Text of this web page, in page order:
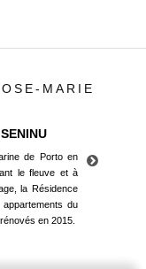
MARIE
de Porto en
le fleuve et à
la Résidence
du
en 2015.